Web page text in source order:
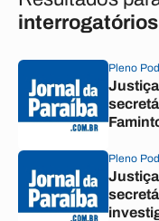
interrogatórios
Pleno
Pleno